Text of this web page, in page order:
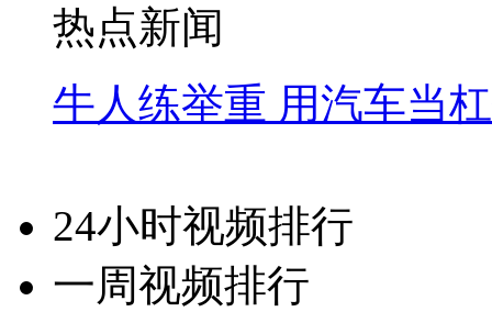
热点新闻
牛人练举重 用汽车当
24小时视频排行
一周视频排行